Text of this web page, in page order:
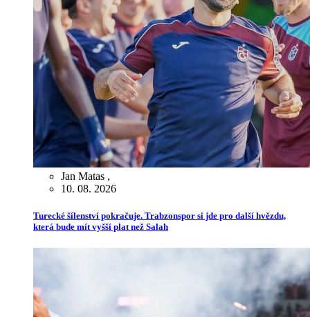
Jan Matas ,
10. 08. 2026
Turecké šílenství pokračuje. Trabzonspor si jde pro další hvězdu,
která bude mít vyšší plat než Salah